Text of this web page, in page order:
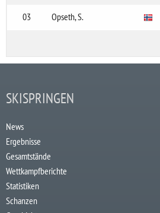
03 Opseth, S.
SKISPRINGEN
News
Ergebnisse
Gesamtstände
Wettkampfberichte
Statistiken
Schanzen